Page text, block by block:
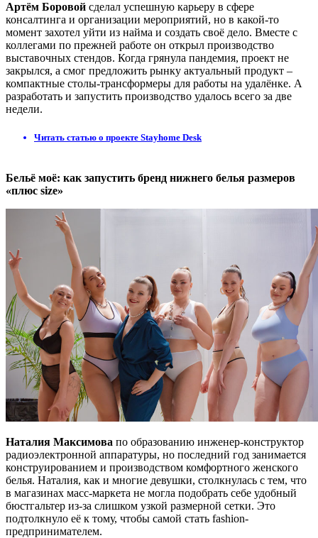
Артём Боровой сделал успешную карьеру в сфере
консалтинга и организации мероприятий, но в какой-то
момент захотел уйти из найма и создать своё дело. Вместе с
коллегами по прежней работе он открыл производство
выставочных стендов. Когда грянула пандемия, проект не
закрылся, а смог предложить рынку актуальный продукт –
компактные столы-трансформеры для работы на удалёнке. А
разработать и запустить производство удалось всего за две
недели.
Читать статью о проекте Stayhome Desk
Бельё моё: как запустить бренд нижнего белья размеров
«плюс size»
Наталия Максимова по образованию инженер-конструктор
радиоэлектронной аппаратуры, но последний год занимается
конструированием и производством комфортного женского
белья. Наталия, как и многие девушки, столкнулась с тем, что
в магазинах масс-маркета не могла подобрать себе удобный
бюстгальтер из-за слишком узкой размерной сетки. Это
подтолкнуло её к тому, чтобы самой стать fashion-
предпринимателем.